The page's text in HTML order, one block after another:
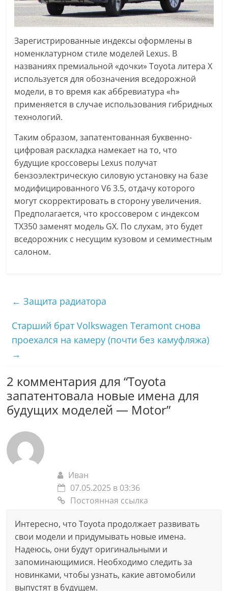
Зарегистрированные индексы оформлены в
номенклатурном стиле моделей Lexus. В
названиях премиальной «дочки» Toyota литера X
используется для обозначения вседорожной
модели, в то время как аббревиатура «h»
применяется в случае использования гибридных
технологий.
Таким образом, запатентованная буквенно-
цифровая раскладка намекает на то, что
будущие кроссоверы Lexus получат
бензоэлектрическую силовую установку на базе
модифицированного V6 3.5, отдачу которого
могут скорректировать в сторону увеличения.
Предполагается, что кроссовером с индексом
TX350 заменят модель GX. По слухам, это будет
вседорожник с несущим кузовом и семиместным
салоном.
← Защита радиатора
Старший брат Volkswagen Teramont снова
проехался на камеру (почти без камуфляжа)
→
2 комментария для “Toyota
запатентовала новые имена для
будущих моделей — Motor”
Иван
07.05.2025 в 03:36
Постоянная ссылка
Интересно, что Toyota продолжает развивать
свои модели и придумывать новые имена.
Надеюсь, они будут оригинальными и
запоминающимися. Необходимо следить за
новинками, чтобы узнать, какие автомобили
выпустят в будущем.